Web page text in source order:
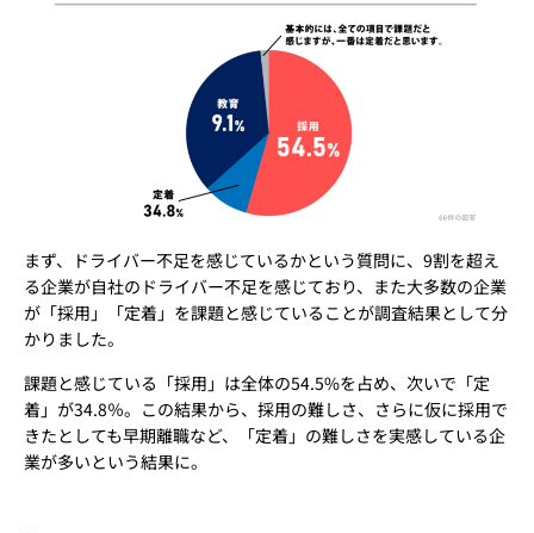
まず、ドライバー不足を感じているかという質問に、9割を超え
る企業が自社のドライバー不足を感じており、また大多数の企業
が「採用」「定着」を課題と感じていることが調査結果として分
かりました。
課題と感じている「採用」は全体の54.5%を占め、次いで「定
着」が34.8％。この結果から、採用の難しさ、さらに仮に採用で
きたとしても早期離職など、「定着」の難しさを実感している企
業が多いという結果に。